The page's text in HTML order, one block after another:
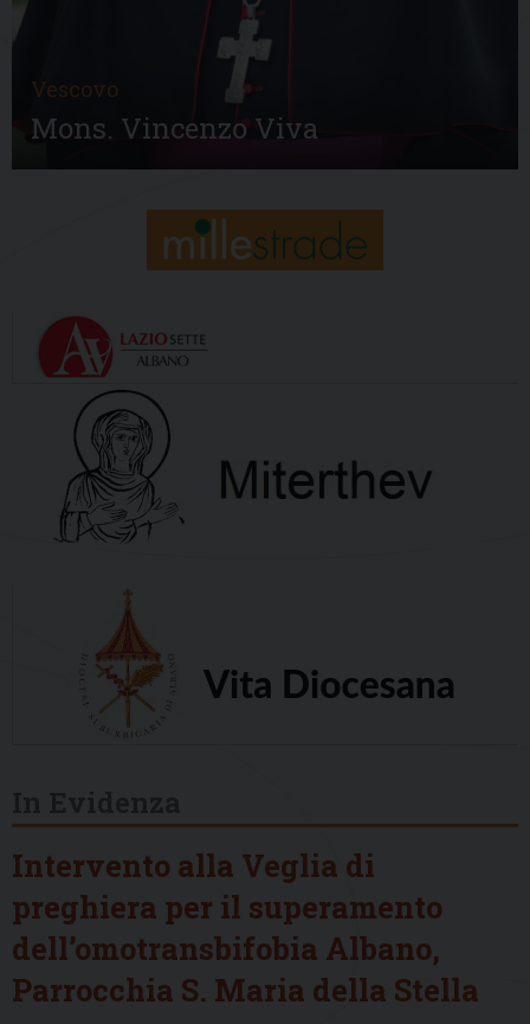
Vescovo
Mons. Vincenzo Viva
Intervento alla Veglia di
preghiera per il superamento
dell’omotransbifobia Albano,
Parrocchia S. Maria della Stella